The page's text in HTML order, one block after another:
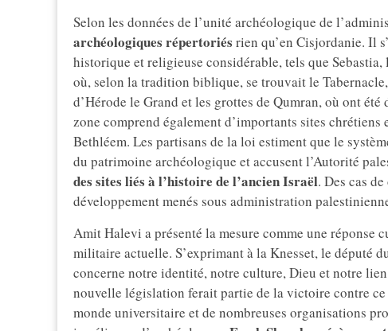
Selon les données de l’unité archéologique de
archéologiques répertoriés rien qu’en Cisjordanie. Il
historique et religieuse considérable, tels que
où, selon la tradition biblique, se trouvait le
d’Hérode le Grand et les grottes de Qumran, où ont
zone comprend également d’importants sites
Bethléem. Les partisans de la loi estiment que le
du patrimoine archéologique et accusent l’Autorité
des sites liés à l’histoire de l’ancien Israël. Des cas de
développement menés sous administration
Amit Halevi a présenté la mesure comme une
militaire actuelle. S’exprimant à la Knesset, le député
concerne notre identité, notre culture, Dieu et notre
nouvelle législation ferait partie de la victoire contre
monde universitaire et de nombreuses organisations